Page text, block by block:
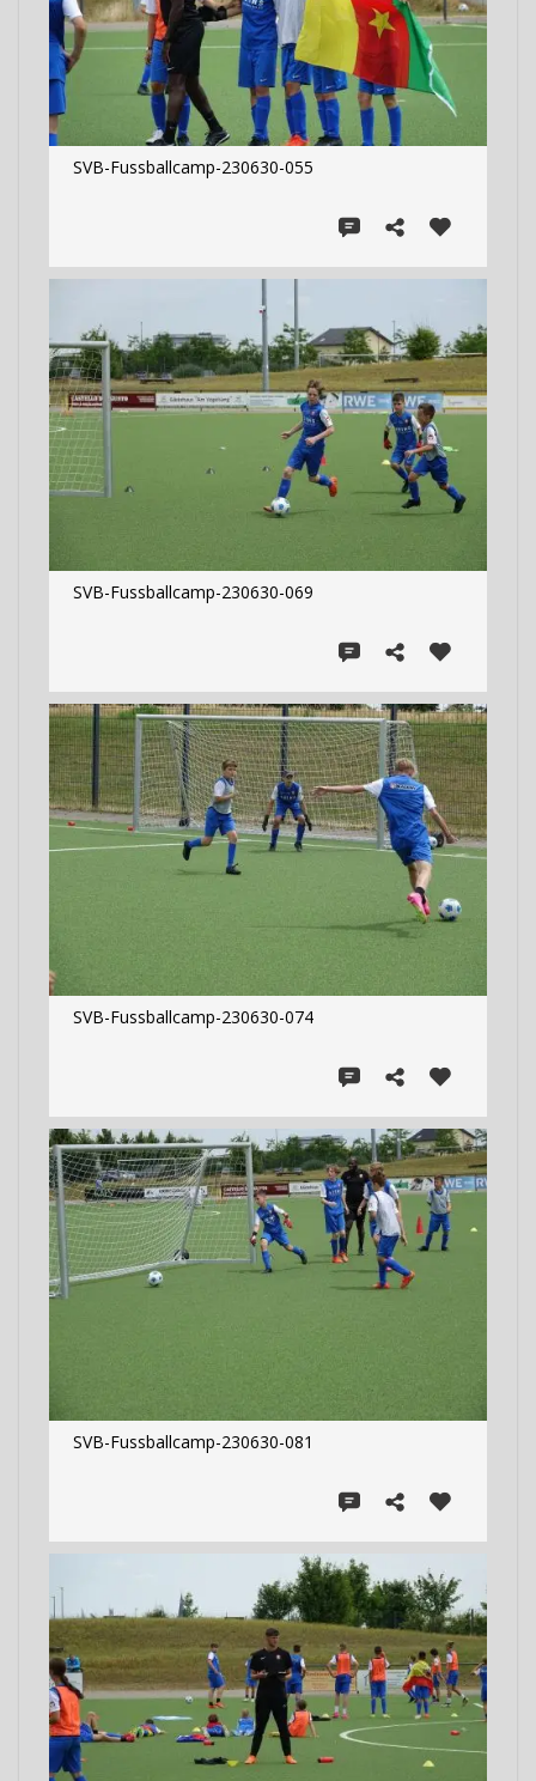
SVB-Fussballcamp-230630-055
SVB-Fussballcamp-230630-069
SVB-Fussballcamp-230630-074
SVB-Fussballcamp-230630-081